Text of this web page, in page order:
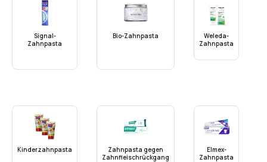
Signal-
Zahnpasta
Bio-Zahnpasta
Weleda-
Zahnpasta
Kinderzahnpasta
Zahnpasta gegen
Zahnfleischrückgang
Elmex-
Zahnpasta